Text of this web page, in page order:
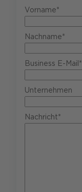
Vorname*
Nachname*
Business E-Mail*
Unternehmen
Nachricht*